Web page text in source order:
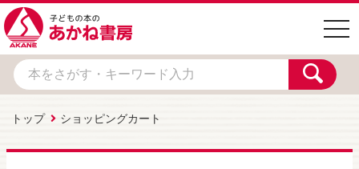
トップ ショッピングカート